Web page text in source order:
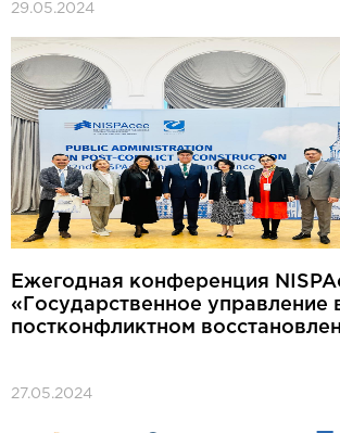
29.05.2024
Ежегодная конференция
«Государственное управление
постконфликтном
27.05.2024